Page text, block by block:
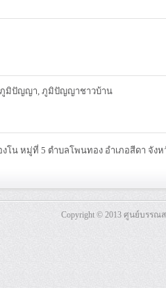
มิปัญญา, ภูมิปัญญาชาวบ้าน
โน หมู่ที่ 5 ตำบลโพนทอง อำเภอสีดา จัง
Copyright © 2013 ศูนย์บรร